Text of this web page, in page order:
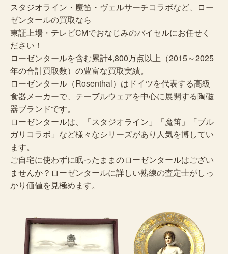
スタジオライン・魔笛・ヴェルサーチコラボなど、ロー
ゼンタールの買取なら
東証上場・テレビCMでおなじみのバイセルにお任せく
ださい！
ローゼンタールを含む累計4,800万点以上（2015～2025
年の合計買取数）の豊富な買取実績。
ローゼンタール（Rosenthal）はドイツを代表する高級
食器メーカーで、テーブルウェアを中心に展開する陶磁
器ブランドです。
ローゼンタールは、「スタジオライン」「魔笛」「ブル
ガリコラボ」など様々なシリーズがあり人気を博してい
ます。
ご自宅に使わずに眠ったままのローゼンタールはござい
ませんか？ローゼンタールに詳しい熟練の査定士がしっ
かり価値を見極めます。